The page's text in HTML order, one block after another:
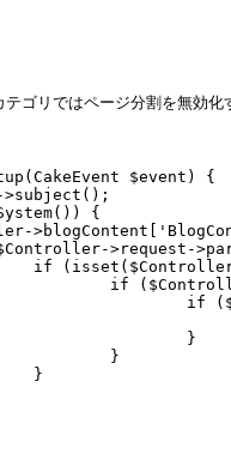
ゴリではページ分割を無効化